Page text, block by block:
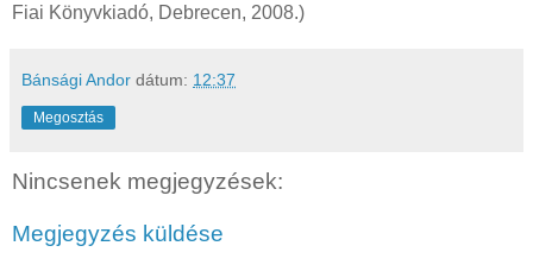
Fiai Könyvkiadó, Debrecen, 2008.)
Bánsági Andor dátum: 12:37
Megosztás
Nincsenek megjegyzések:
Megjegyzés küldése